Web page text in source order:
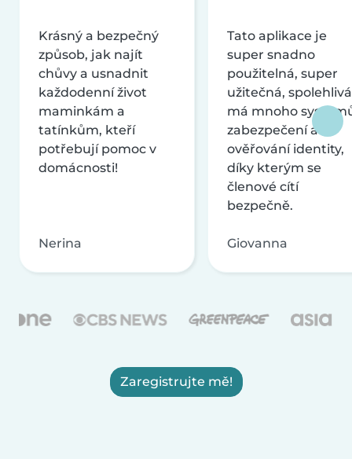
Krásný a bezpečný
způsob, jak najít
chůvy a usnadnit
každodenní život
maminkám a
tatínkům, kteří
potřebují pomoc v
domácnosti!
Nerina
Tato aplikace je
super snadno
použitelná, super
užitečná,
má mnoho
zabezpečení a
ověřování identity,
díky kterým se
členové cítí
bezpečně.
Giovanna
Zaregistrujte mě!